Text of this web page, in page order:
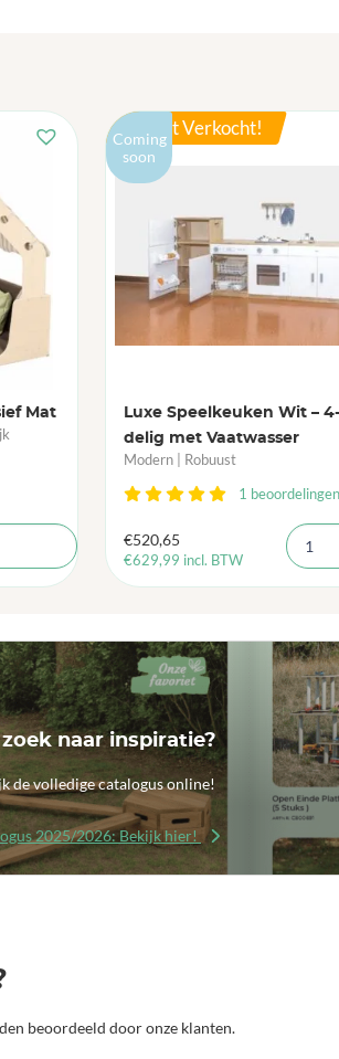
Mat
Meest Verkocht!
Coming
soon
Luxe Speelkeuken Wit – 4-
delig met Vaatwasser
Modern | Robuust
1 beoordelingen
€520,65
€629,99 incl. BTW
zoek naar inspiratie?
de volledige catalogus online!
2025/2026: Bekijk hier!
beoordeeld door onze klanten.